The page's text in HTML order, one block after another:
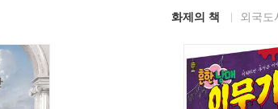
화제의 책 외국도